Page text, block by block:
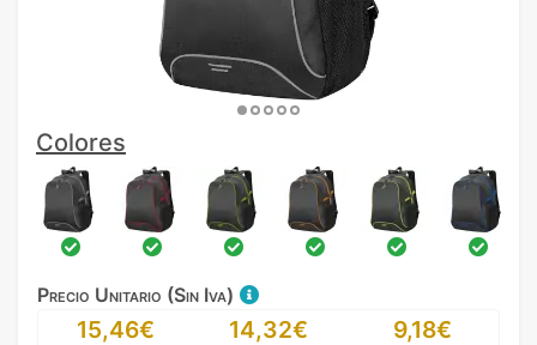
Colores
Precio Unitario (Sin Iva)
15,46€ 14,32€ 9,18€